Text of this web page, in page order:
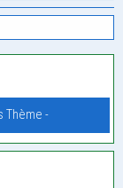
Thème -